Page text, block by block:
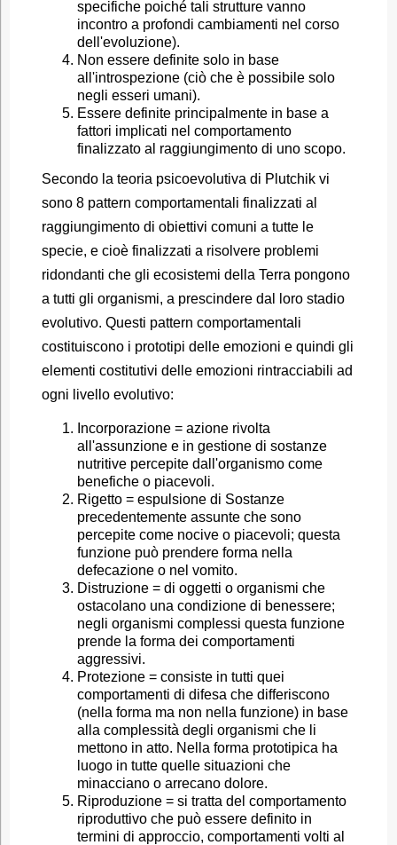
specifiche poiché tali strutture vanno
incontro a profondi cambiamenti nel corso
dell'evoluzione).
Non essere definite solo in base
all'introspezione (ciò che è possibile solo
negli esseri umani).
Essere definite principalmente in base a
fattori implicati nel comportamento
finalizzato al raggiungimento di uno scopo.
Secondo la teoria psicoevolutiva di Plutchik vi
sono 8 pattern comportamentali finalizzati al
raggiungimento di obiettivi comuni a tutte le
specie, e cioè finalizzati a risolvere problemi
ridondanti che gli ecosistemi della Terra pongono
a tutti gli organismi, a prescindere dal loro stadio
evolutivo. Questi pattern comportamentali
costituiscono i prototipi delle emozioni e quindi gli
elementi costitutivi delle emozioni rintracciabili ad
ogni livello evolutivo:
Incorporazione = azione rivolta
all'assunzione e in gestione di sostanze
nutritive percepite dall'organismo come
benefiche o piacevoli.
Rigetto = espulsione di Sostanze
precedentemente assunte che sono
percepite come nocive o piacevoli; questa
funzione può prendere forma nella
defecazione o nel vomito.
Distruzione = di oggetti o organismi che
ostacolano una condizione di benessere;
negli organismi complessi questa funzione
prende la forma dei comportamenti
aggressivi.
Protezione = consiste in tutti quei
comportamenti di difesa che differiscono
(nella forma ma non nella funzione) in base
alla complessità degli organismi che li
mettono in atto. Nella forma prototipica ha
luogo in tutte quelle situazioni che
minacciano o arrecano dolore.
Riproduzione = si tratta del comportamento
riproduttivo che può essere definito in
termini di approccio, comportamenti volti al